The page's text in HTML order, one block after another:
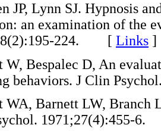
JP, Lynn SJ. Hypnosis
an examination of the
224. [ Links ]
W, Bespalec D, An
behaviors. J Clin
WA, Barnett LW, Branch